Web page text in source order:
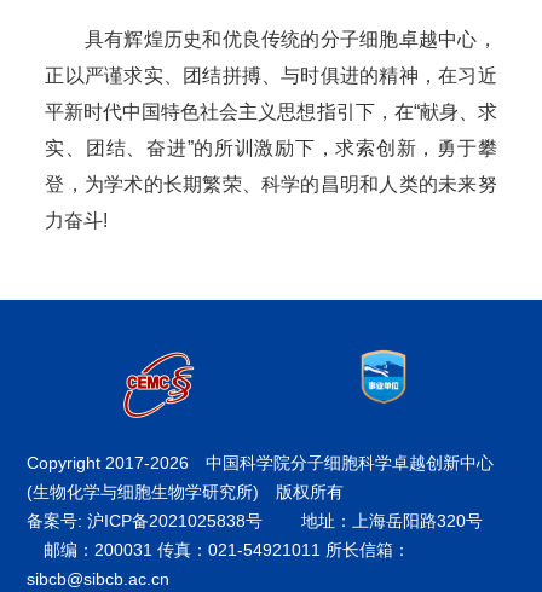
具有辉煌历史和优良传统的分子细胞卓越中心，
正以严谨求实、团结拼搏、与时俱进的精神，在习近
平新时代中国特色社会主义思想指引下，在“献身、求
实、团结、奋进”的所训激励下，求索创新，勇于攀
登，为学术的长期繁荣、科学的昌明和人类的未来努
力奋斗!
Copyright 2017-2026 中国科学院分子细胞科学卓越创新中心
(生物化学与细胞生物学研究所) 版权所有
备案号: 沪ICP备2021025838号
地址：上海岳阳路320号
邮编：200031 传真：021-54921011 所长信箱：
sibcb@sibcb.ac.cn